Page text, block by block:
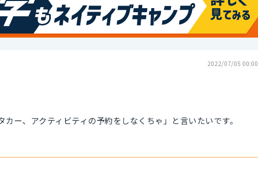
2022/07/05 00:00
ー、アクティビティの予約をしなくちゃ」と言いたいです。